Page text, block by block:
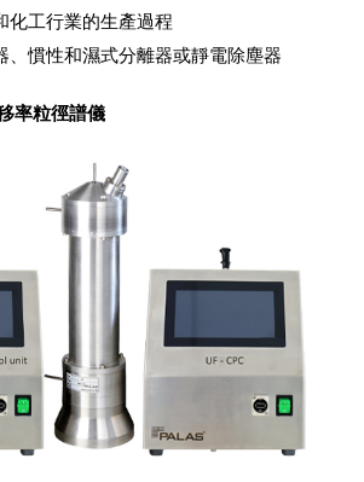
工行業的生產過程
慣性和濕式分離器或靜電除塵器
率粒徑譜儀